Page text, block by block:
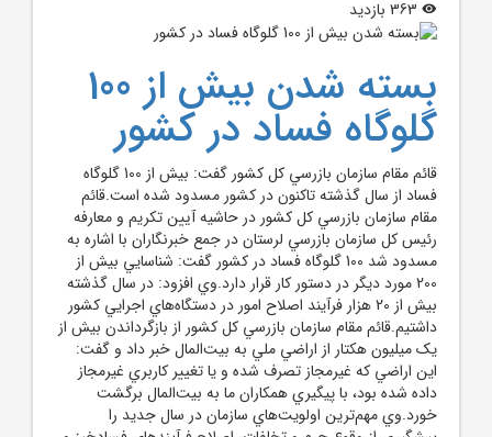
بسته شدن بيش از 100
گلوگاه فساد در کشور
قائم مقام سازمان بازرسي کل کشور گفت: بيش از 100 گلوگاه
فساد از سال گذشته تاکنون در کشور مسدود شده است.قائم
مقام سازمان بازرسي کل کشور در حاشيه آيين تکريم و معارفه
رئيس کل سازمان بازرسي لرستان در جمع خبرنگاران با اشاره به
مسدود شد 100 گلوگاه فساد در کشور گفت: شناسايي بيش از
200 مورد ديگر در دستور کار قرار دارد.وي افزود: در سال گذشته
بيش از 20 هزار فرآيند اصلاح امور در دستگاه‌هاي اجرايي کشور
داشتيم.قائم مقام سازمان بازرسي کل کشور از بازگرداندن بيش از
يک ميليون هکتار از اراضي ملي به بيت‌المال خبر داد و گفت:
اين اراضي که غيرمجاز تصرف شده و يا تغيير کاربري غيرمجاز
داده شده بود، با پيگيري همکاران ما به بيت‌المال برگشت
خورد.وي مهم‌ترين اولويت‌هاي سازمان در سال جديد را